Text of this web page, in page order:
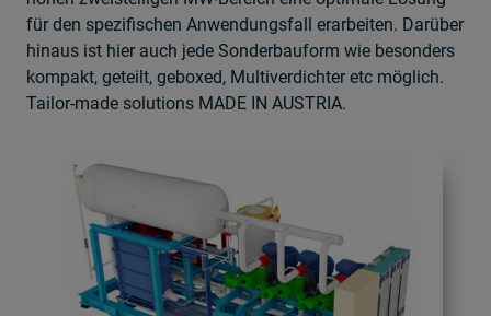
für den spezifischen Anwendungsfall erarbeiten. Darüber
hinaus ist hier auch jede Sonderbauform wie besonders
kompakt, geteilt, geboxed, Multiverdichter etc möglich.
Tailor-made solutions MADE IN AUSTRIA.